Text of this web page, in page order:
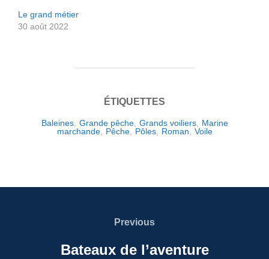
Le grand métier
30 août 2022
ÉTIQUETTES
Baleines, Grande pêche, Grands voiliers,
Marine
marchande, Pêche, Pôles, Roman Voile
Previous
Previous
Bateaux de l’aventure